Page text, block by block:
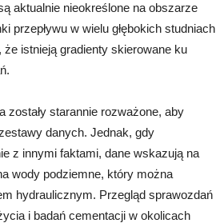
aktualnie nieokreślone na obszarze
przepływu w wielu głębokich studniach
istnieją gradienty skierowane ku
zostały starannie rozważone, aby
danych. Jednak, gdy
z innymi faktami, dane wskazują na
wody podziemne, który można
hydraulicznym. Przegląd sprawozdań
i badań cementacji w okolicach